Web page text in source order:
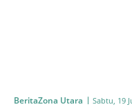
BeritaZona Utara Sabtu, 19